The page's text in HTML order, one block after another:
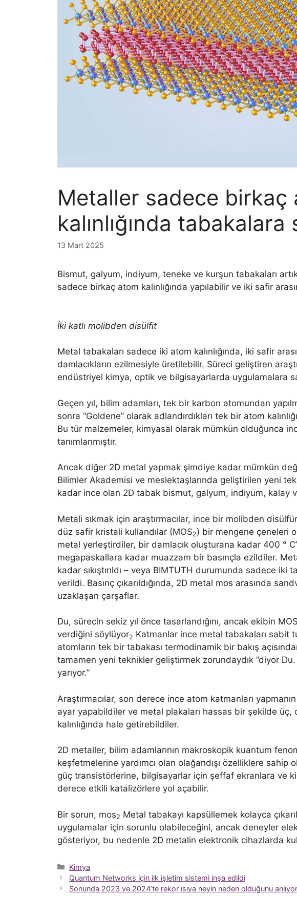
Metaller sadece birkaç
kalınlığında tabakalara
13 Mart 2025
Bismut, galyum, indiyum, teneke ve kurşun tabakaları
sadece birkaç atom kalınlığında yapılabilir ve iki safir
İki katlı molibden disülfit
Metal tabakaları sadece iki atom kalınlığında, iki safir
damlacıkların ezilmesiyle üretilebilir. Süreci geliştiren
endüstriyel kimya, optik ve bilgisayarlarda uygulamalara
Geçen yıl, bilim adamları, tek bir karbon atomundan
sonra “Goldene” olarak adlandırdıkları tek bir atom
Bu tür malzemeler, kimyasal olarak mümkün olduğunca
tanımlanmıştır.
Ancak diğer 2D metal yapmak şimdiye kadar mümkün
Bilimler Akademisi ve meslektaşlarında geliştirilen yeni
kadar ince olan 2D tabak bismut, galyum, indiyum, kalay
Metali sıkmak için araştırmacılar, ince bir molibden
düz safir kristali kullandılar (MOS2) bir mengene çeneleri
metal yerleştirdiler, bir damlacık oluşturana kadar 400 °
megapaskallara kadar muazzam bir basınçla ezildiler.
kadar sıkıştırıldı – veya BIMTUTH durumunda sadece iki
verildi. Basınç çıkarıldığında, 2D metal mos arasında
uzaklaşan çarşaflar.
Du, sürecin sekiz yıl önce tasarlandığını, ancak ekibin
verdiğini söylüyor2 Katmanlar ince metal tabakaları sabit
atomların tek bir tabakası termodinamik bir bakış
tamamen yeni teknikler geliştirmek zorundaydık ”diyor
yarıyor.”
Araştırmacılar, son derece ince atom katmanları yapmanın
ayar yapabildiler ve metal plakaları hassas bir şekilde
kalınlığında hale getirebildiler.
2D metaller, bilim adamlarının makroskopik kuantum
keşfetmelerine yardımcı olan olağandışı özelliklere
güç transistörlerine, bilgisayarlar için şeffaf ekranlara ve
derece etkili katalizörlere yol açabilir.
Bir sorun, mos2 Metal tabakayı kapsüllemek kolayca
uygulamalar için sorunlu olabileceğini, ancak deneyler
gösteriyor, bu nedenle 2D metalin elektronik cihazlarda
Kategoriler
Kimya
Quantum Networks için ilk işletim sistemi inşa edildi
Sonunda 2023 ve 2024’te rekor ısıya neyin neden olduğunu